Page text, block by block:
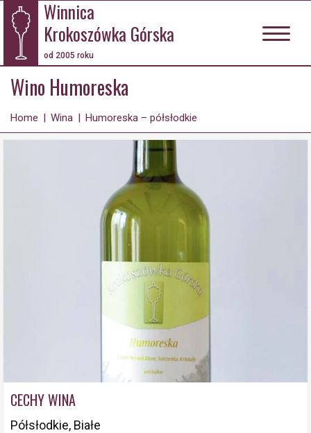
Winnica
Krokoszówka Górska
od 2005 roku
Wino Humoreska
Home | Wina | Humoreska – półsłodkie
CECHY WINA
Półsłodkie, Białe